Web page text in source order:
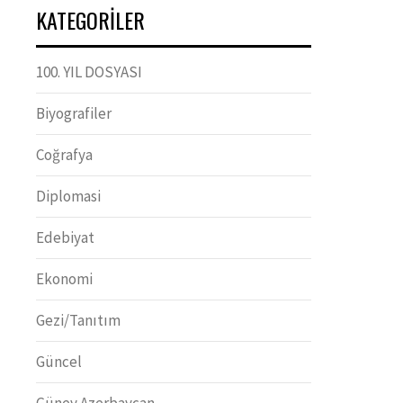
KATEGORILER
100. YIL DOSYASI
Biyografiler
Coğrafya
Diplomasi
Edebiyat
Ekonomi
Gezi/Tanıtım
Güncel